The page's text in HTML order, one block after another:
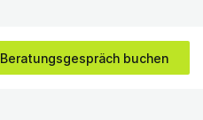
Beratungsgespräch buchen